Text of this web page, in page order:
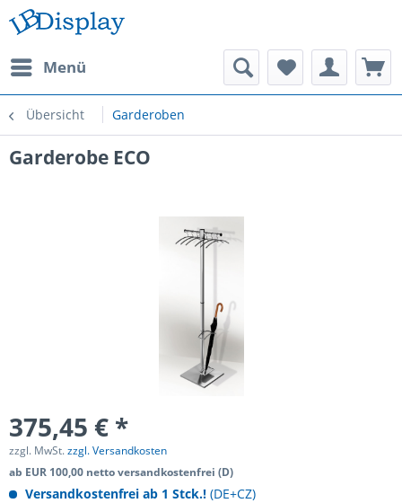
Menü
Übersicht Garderoben
Garderobe ECO
375,45 € *
zzgl. MwSt.zzgl. Versandkosten
ab EUR 100,00 netto versandkostenfrei (D)
Versandkostenfrei ab 1 Stck.! (DE+CZ)